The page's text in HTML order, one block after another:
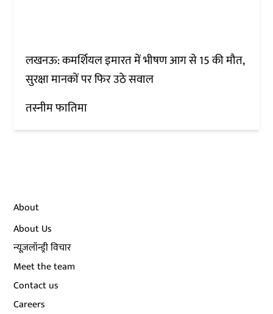
लखनऊ: कमर्शियल इमारत में भीषण आग से 15 की मौत,
सुरक्षा मानकों पर फिर उठे सवाल
तस्नीम फातिमा
About
About Us
न्यूज़लॉन्ड्री विचार
Meet the team
Contact us
Careers